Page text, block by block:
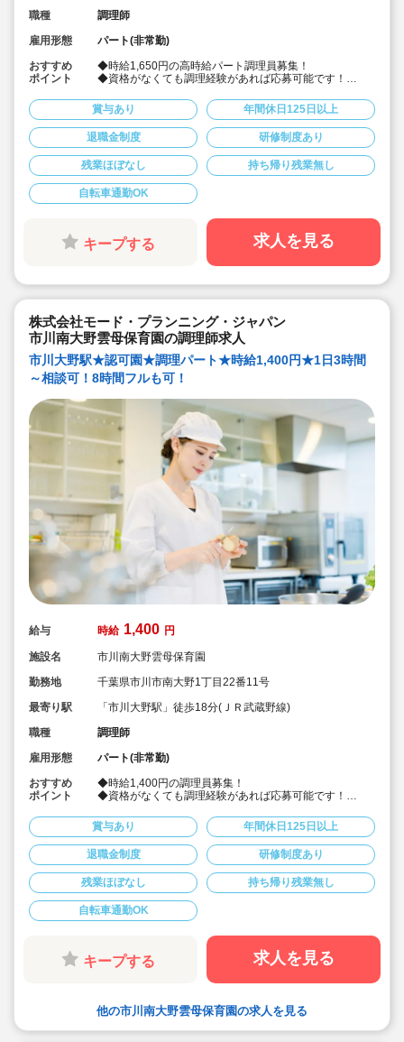
職種
調理師
雇用形態
パート(非常勤)
おすすめ
ポイント
◆時給1,650円の高時給パート調理員募集！
◆資格がなくても調理経験があれば応募可能です！
献立にそって調理頂ける調理員の募集です！
◆雲母保育園は60名以下のコンパクトなサイズの園にな
りますので、食数も少なめです！
◆1日6時間の勤務から相談可能です！もちろん8時間の
勤務も相談可能！仕事もプライベートも両立出来ます。
◆残業なし！定時あがり！
◆日々の保育を大切に楽しくお仕事出来ます（行事準
備・書き物類軽減されています）
◆保育園での調理経験がある方大歓迎！病院や高齢者施
設での経験がある方も大歓迎です！
◆職員同士の協力を大切にしています！（先輩スタッフ
がサポートします！）
賞与あり 年間休日125日以上
退職金制度 研修制度あり
残業ほぼなし 持ち帰り残業無し
自転車通勤OK
キープする 求人を見る
株式会社モード・プランニング・ジャパン
市川南大野雲母保育園の調理師求人
市川大野駅★認可園★調理パート★時給1,400円★1日3時間
～相談可！8時間フルも可！
給与 時給 1,400 円
施設名
市川南大野雲母保育園
勤務地
千葉県市川市南大野1丁目22番11号
最寄り駅
「市川大野駅」徒歩18分(ＪＲ武蔵野線)
職種
調理師
雇用形態
パート(非常勤)
おすすめ
ポイント
◆時給1,400円の調理員募集！
◆資格がなくても調理経験があれば応募可能です！
献立にそって調理頂ける調理員の募集です！
◆雲母保育園は60名以下のコンパクトなサイズの園にな
りますので、食数も少なめです！
◆1日3時間の勤務から相談可能です！もちろん8時間の
勤務も相談可能！仕事もプライベートも両立出来ます。
◆残業なし！定時あがり！
◆日々の保育を大切に楽しくお仕事出来ます（行事準
備・書き物類軽減されています）
◆保育園での調理経験がある方大歓迎！病院や高齢者施
設での経験がある方も大歓迎です！
◆職員同士の協力を大切にしています！（先輩スタッフ
がサポートします！）
賞与あり 年間休日125日以上
退職金制度 研修制度あり
残業ほぼなし 持ち帰り残業無し
自転車通勤OK
キープする 求人を見る
他の市川南大野雲母保育園の求人を見る